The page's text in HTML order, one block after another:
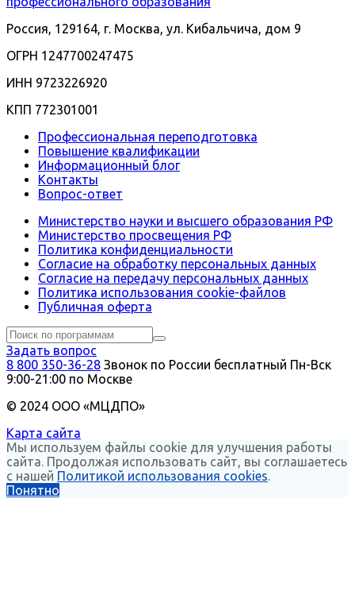
Россия, 129164, г. Москва, ул. Кибальчича, дом 9
ОГРН 1247700247475
ИНН 9723226920
КПП 772301001
Профессиональная переподготовка
Повышение квалификации
Информационный блог
Контакты
Вопрос-ответ
Министерство науки и высшего образования РФ
Министерство просвещения РФ
Политика конфиденциальности
Согласие на обработку персональных данных
Согласие на передачу персональных данных
Политика использования сookie-файлов
Публичная оферта
Задать вопрос
8 800 350-36-28 Звонок по России бесплатный Пн-Вск
9:00-21:00 по Москве
© 2024 ООО «МЦДПО»
Карта сайта
Мы используем файлы cookie для улучшения работы
сайта. Продолжая использовать сайт, вы соглашаетесь
с нашей Политикой использования cookies.
Понятно